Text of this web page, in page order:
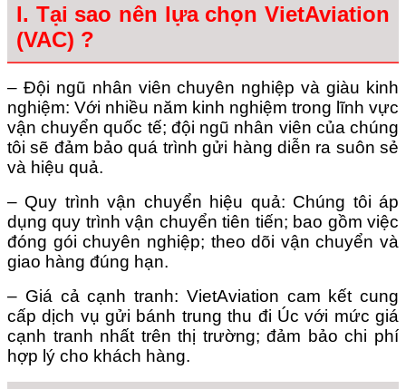
I. Tại sao nên lựa chọn VietAviation
(VAC) ?
– Đội ngũ nhân viên chuyên nghiệp và giàu kinh
nghiệm: Với nhiều năm kinh nghiệm trong lĩnh vực
vận chuyển quốc tế; đội ngũ nhân viên của chúng
tôi sẽ đảm bảo quá trình gửi hàng diễn ra suôn sẻ
và hiệu quả.
– Quy trình vận chuyển hiệu quả: Chúng tôi áp
dụng quy trình vận chuyển tiên tiến; bao gồm việc
đóng gói chuyên nghiệp; theo dõi vận chuyển và
giao hàng đúng hạn.
– Giá cả cạnh tranh: VietAviation cam kết cung
cấp dịch vụ gửi bánh trung thu đi Úc với mức giá
cạnh tranh nhất trên thị trường; đảm bảo chi phí
hợp lý cho khách hàng.